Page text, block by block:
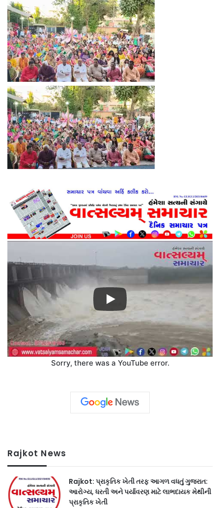
Sorry, there was a YouTube error.
Rajkot News
Rajkot: પ્રાકૃતિક ખેતી તરફ આગળ વધતું ગુજરાત:
આરોગ્ય, ધરતી અને પર્યાવરણ માટે લાભદાયક મેથીની
પ્રાકૃતિક ખેતી